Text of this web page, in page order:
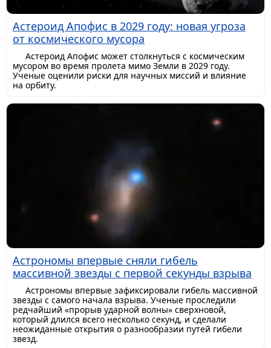
Астероид Апофис в 2029 году: новая угроза
от космического мусора
Астероид Апофис может столкнуться с космическим
мусором во время пролета мимо Земли в 2029 году.
Ученые оценили риски для научных миссий и влияние
на орбиту.
Астрономы впервые сняли гибель
массивной звезды с первой секунды взрыва
Астрономы впервые зафиксировали гибель массивной
звезды с самого начала взрыва. Ученые проследили
редчайший «прорыв ударной волны» сверхновой,
который длился всего несколько секунд, и сделали
неожиданные открытия о разнообразии путей гибели
звезд.